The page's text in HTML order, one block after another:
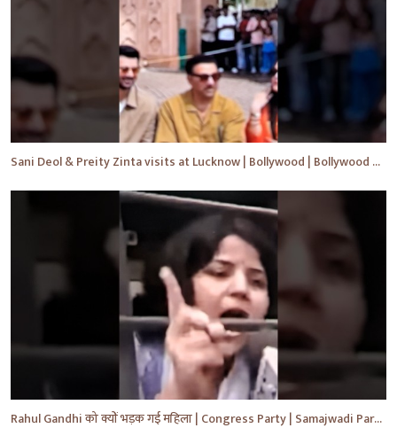
Sani Deol & Preity Zinta visits at Lucknow | Bollywood | Bollywood News | #bollywood #shorts #yt
Rahul Gandhi को क्यों भड़क गई महिला | Congress Party | Samajwadi Party | #shorts #ytshorts #yt